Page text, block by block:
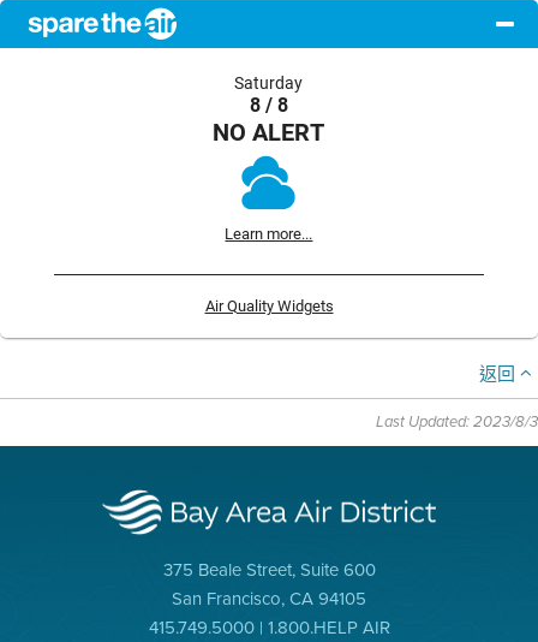
Saturday
8 / 8
NO ALERT
Learn more...
Air Quality Widgets
返回
Last Updated: 2023/8/3
375 Beale Street, Suite 600
San Francisco, CA 94105
415.749.5000 | 1.800.HELP AIR